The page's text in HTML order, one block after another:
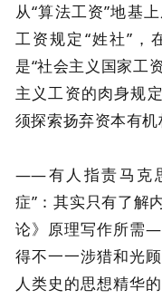
从“算法工资”地基
工资规定“姓社”，
是“社会主义国家工
主义工资的肉身规
须探索扬弃资本有机
——有人指责马克
症”：其实只有了解
论》原理写作所需
得不一一涉猎和光
人类史的思想精华